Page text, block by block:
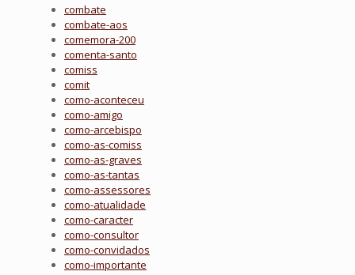
combate
combate-aos
comemora-200
comenta-santo
comiss
comit
como-aconteceu
como-amigo
como-arcebispo
como-as-comiss
como-as-graves
como-as-tantas
como-assessores
como-atualidade
como-caracter
como-consultor
como-convidados
como-importante